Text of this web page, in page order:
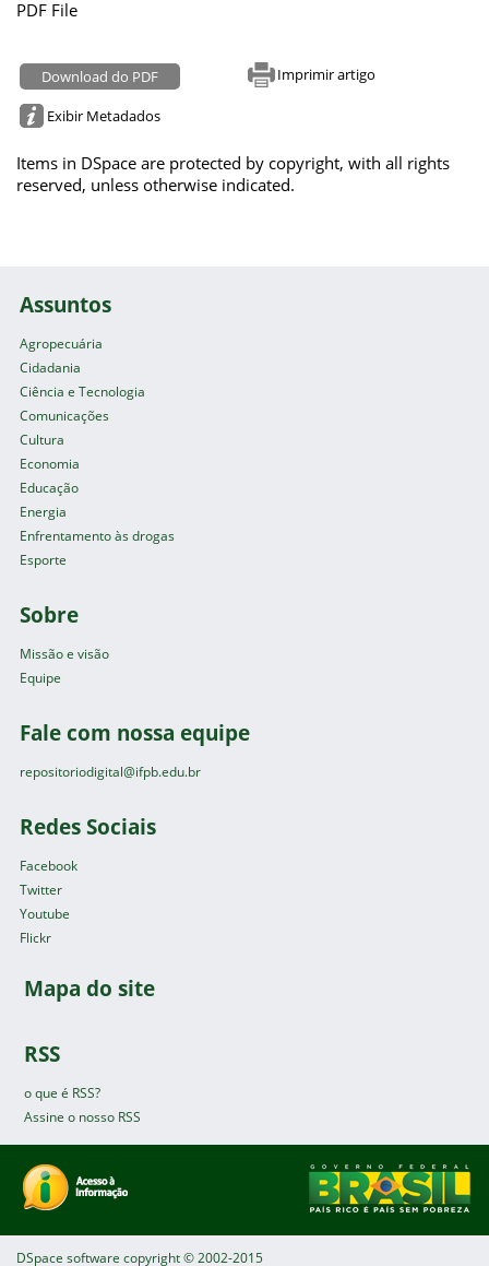
PDF File
Download do PDF Imprimir artigo
Exibir Metadados
Items in DSpace are protected by copyright, with all rights
reserved, unless otherwise indicated.
Assuntos
Agropecuária
Cidadania
Ciência e Tecnologia
Comunicações
Cultura
Economia
Educação
Energia
Enfrentamento às drogas
Esporte
Sobre
Missão e visão
Equipe
Fale com nossa equipe
repositoriodigital@ifpb.edu.br
Redes Sociais
Facebook
Twitter
Youtube
Flickr
Mapa do site
RSS
o que é RSS?
Assine o nosso RSS
DSpace software copyright © 2002-2015